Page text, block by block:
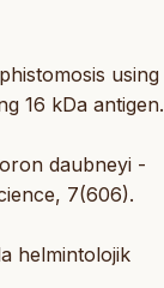
using
16 kDa antigen.
daubneyi -
7(606).
helmintolojik